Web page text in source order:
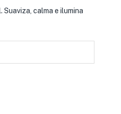
calma e ilumina